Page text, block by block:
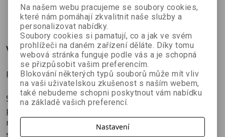
90 Kč 145 Kč 123 Kč 199 Kč 179 Kč 199 Kč
Více o knize
Průvodce světem Minecraft.
Speciální vydání magazínu SCORE věnované výhradně
populárnímu hernímu hitu Minecraft. Na 148 stranách
najdete kompletního průvodce světem Minecraftu se
stovkami rad, tipů a triků pro začátečníky i pokročilé,
Na našem webu pracujeme se soubory cookies,
které nám pomáhají zkvalitnit naše služby a
personalizovat nabídky.
Soubory cookies si pamatují, co a jak ve svém
prohlížeči na daném zařízení děláte. Díky tomu
webová stránka funguje podle vás a je schopná
se přizpůsobit vašim preferencím.
Blokování některých typů souborů může mít vliv
na vaši uživatelskou zkušenost s naším webem,
také nebudeme schopni poskytnout vám nabídku
na základě vašich preferencí.
Nastavení